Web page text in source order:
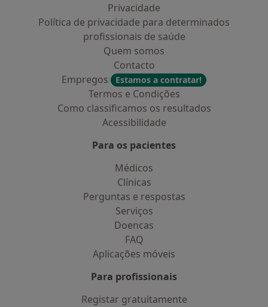
Privacidade
Política de privacidade para determinados
profissionais de saúde
Quem somos
Contacto
Empregos
Estamos a contratar!
Termos e Condições
Como classificamos os resultados
Acessibilidade
Para os pacientes
Médicos
Clínicas
Perguntas e respostas
Serviços
Doencas
FAQ
Aplicações móveis
Para profissionais
Registar gratuitamente